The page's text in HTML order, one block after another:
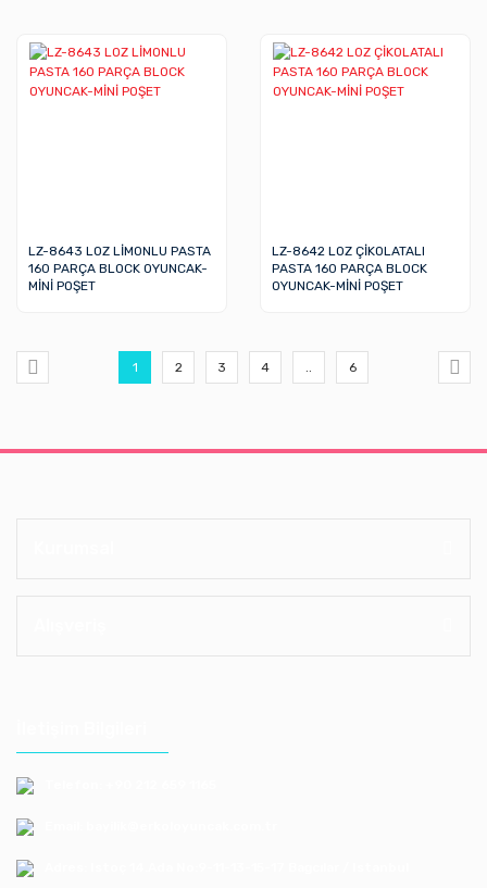
LZ-8643 LOZ LİMONLU PASTA
160 PARÇA BLOCK OYUNCAK-
MİNİ POŞET
LZ-8642 LOZ ÇİKOLATALI
PASTA 160 PARÇA BLOCK
OYUNCAK-MİNİ POŞET
1 2 3 4 .. 6